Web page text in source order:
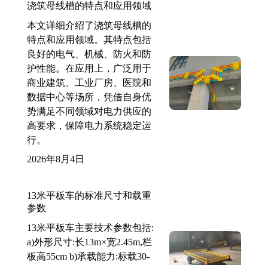
浇筑母线槽的特点和应用领域
本文详细介绍了浇筑母线槽的
特点和应用领域。其特点包括
良好的电气、机械、防火和防
护性能。在应用上，广泛用于
商业建筑、工业厂房、医院和
数据中心等场所，凭借自身优
势满足不同领域对电力供应的
高要求，保障电力系统稳定运
行。
2026年8月4日
13米平板车的标准尺寸和载重
参数
13米平板车主要技术参数包括:
a)外形尺寸:长13m×宽2.45m,栏
板高55cm b)承载能力:标载30-